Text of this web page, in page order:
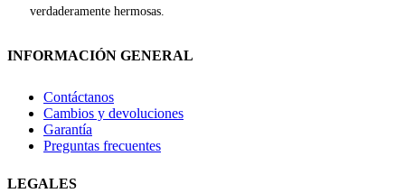
verdaderamente hermosas.
INFORMACIÓN GENERAL
Contáctanos
Cambios y devoluciones
Garantía
Preguntas frecuentes
LEGALES